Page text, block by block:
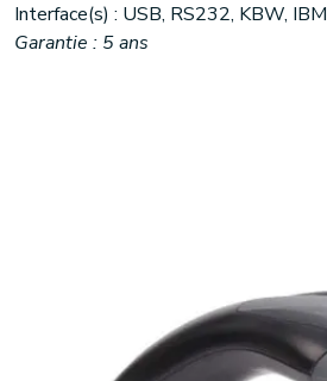
Interface(s) : USB, RS232, KBW, IBM
Garantie : 5 ans